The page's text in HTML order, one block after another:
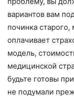
вариантов вам
починка
оплачивает
модель,
медицинской
будьте готовы
не подумали